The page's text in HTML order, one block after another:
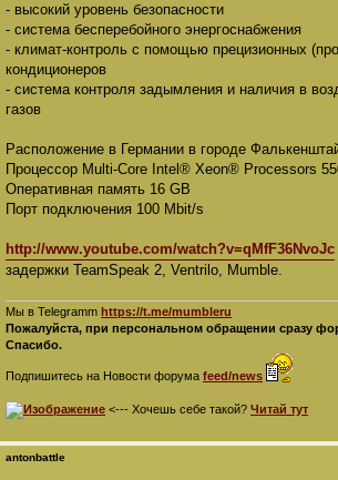
- высокий уровень безопасности
- система бесперебойного энергоснабжения
- климат-контроль с помощью прецизионных
кондиционеров
- система контроля задымления и наличия в
газов
Расположение в Германии в городе
Процессор Multi-Core Intel® Xeon® Processors
Оперативная память 16 GB
Порт подключения 100 Mbit/s
http://www.youtube.com/watch?v=qMfF36NvoJc
задержки TeamSpeak 2, Ventrilo, Mumble.
Мы в Telegramm https://t.me/mumbleru
Пожалуйста, при персональном обращении сразу
Спасибо.
Подпишитесь на Новости форума feed/news
<--- Хочешь себе такой? Читай тут
antonbattle